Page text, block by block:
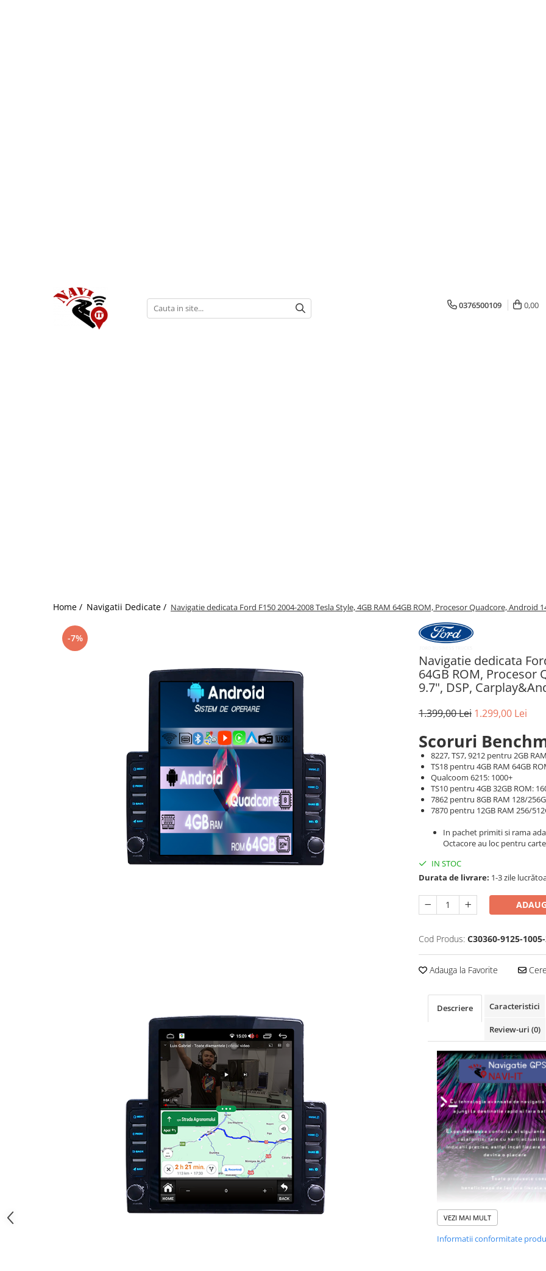
0376500109 0,00
Home / Navigatii Dedicate / Navigatie dedicata Ford F150 2004-2008 Tesla Style, 4GB RAM 64GB ROM, Procesor Quadcore, Android
-7%
Navigatie dedicata
64GB ROM, Procesor
9.7", DSP,
1.399,00 Lei 1.299,00 Lei
Scoruri
8227, TS7, 9212 pentru 2GB
TS18 pentru 4GB RAM 64GB
Qualcoom 6215: 1000+
TS10 pentru 4GB 32GB ROM:
7862 pentru 8GB RAM 128/
7870 pentru 12GB RAM 256/
In pachet primiti si rama
Octacore au loc pentru
IN STOC
Durata de livrare: 1-3 zile
Cod Produs: C30360-9125-
Adauga la Favorite
Descriere Caracteristici
Review-uri (0)
VEZI MAI MULT
Informatii conformitate